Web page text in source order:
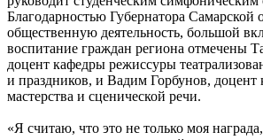
Благодарностью Губернатора Самарской
общественную деятельность, большой
воспитание граждан региона отмечены
доцент кафедры режиссуры
и праздников, и Вадим Горбунов, доцент
мастерства и сценической речи.
«Я считаю, что это не только моя